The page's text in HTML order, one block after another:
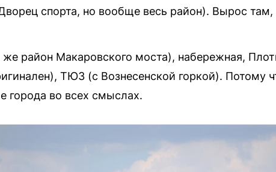
спорта, но вообще весь район). Вырос
же район Макаровского моста), набережная,
ТЮЗ (с Вознесенской горкой). Потому
города во всех смыслах.